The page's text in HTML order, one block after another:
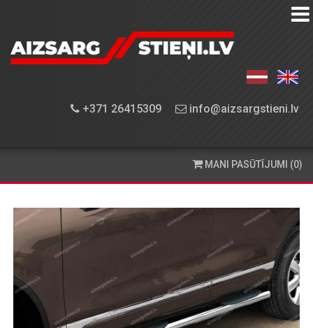
+371 26415309 info@aizsargstieni.lv
AIZSARGSTIEŅU
APRĪKOJUMA
PIEGĀDE
KONTAKTINFORMĀCIJA
MANI PASŪTĪJUMI (0)